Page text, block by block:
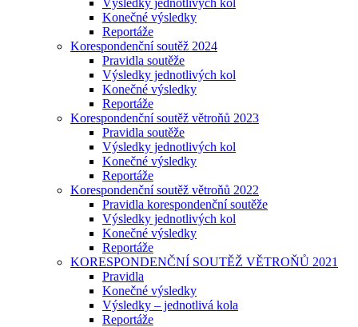
Výsledky jednotlivých kol
Konečné výsledky
Reportáže
Korespondenční soutěž 2024
Pravidla soutěže
Výsledky jednotlivých kol
Konečné výsledky
Reportáže
Korespondenční soutěž větroňů 2023
Pravidla soutěže
Výsledky jednotlivých kol
Konečné výsledky
Reportáže
Korespondenční soutěž větroňů 2022
Pravidla korespondenční soutěže
Výsledky jednotlivých kol
Konečné výsledky
Reportáže
KORESPONDENČNÍ SOUTĚŽ VĚTROŇŮ 2021
Pravidla
Konečné výsledky
Výsledky – jednotlivá kola
Reportáže